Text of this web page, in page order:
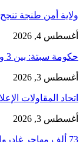
ولاية أمن طنجة
أغسطس 4, 2026
حكومة سبتة: بين 3 و5 آلاف مهاجر ما زالوا داخل المدينة و862…
أغسطس 3, 2026
اتحاد المقاولات
أغسطس 3, 2026
73 ألف مهاجر غادروا سبتة إلى المغرب وعدد القتلى يرتفع لـ71